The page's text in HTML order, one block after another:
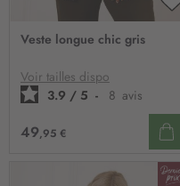
Veste longue chic gris
Voir tailles dispo
3.9 / 5 - 8 avis
49,95 €